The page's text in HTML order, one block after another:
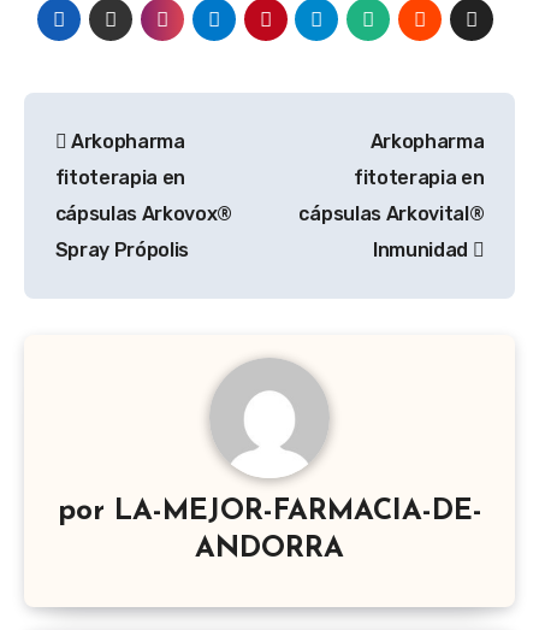
de
entradas
Arkopharma
fitoterapia en
cápsulas Arkovox®
Spray Própolis
Arkopharma
fitoterapia en
cápsulas Arkovital®
Inmunidad
por LA-MEJOR-FARMACIA-DE-
ANDORRA